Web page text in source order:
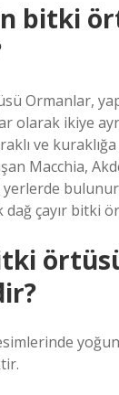
bitki
Ormanlar,
olarak ikiye
ve kuraklığa
Macchia,
çayır bitki